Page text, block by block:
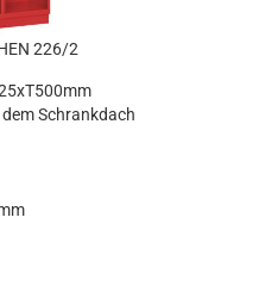
226/2
Schrank­dach